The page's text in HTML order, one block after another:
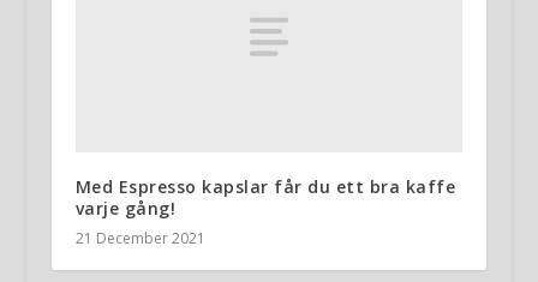
Med Espresso kapslar får du ett bra kaffe
varje gång!
21 December 2021